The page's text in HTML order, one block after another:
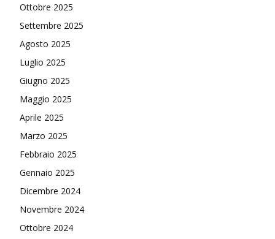
Ottobre 2025
Settembre 2025
Agosto 2025
Luglio 2025
Giugno 2025
Maggio 2025
Aprile 2025
Marzo 2025
Febbraio 2025
Gennaio 2025
Dicembre 2024
Novembre 2024
Ottobre 2024